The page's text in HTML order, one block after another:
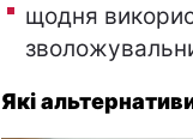
щодня
Які